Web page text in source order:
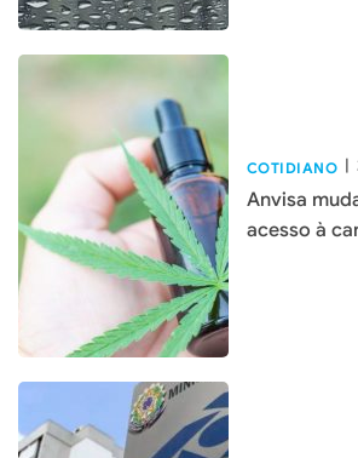
COTIDIANO
Anvisa
acesso à